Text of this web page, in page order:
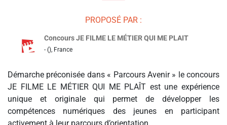
PROPOSÉ PAR :
Concours JE FILME LE MÉTIER QUI ME PLAIT
- (), France
Démarche préconisée dans « Parcours Avenir » le concours
JE FILME LE MÉTIER QUI ME PLAÎT est une expérience
unique et originale qui permet de développer les
compétences numériques des jeunes en participant